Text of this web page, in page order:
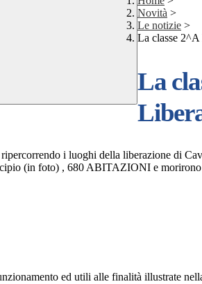
Novità >
Le notizie >
La classe
La
i luoghi della liberazione di
(in foto) , 680 ABITAZIONI e
ed utili alle finalità illustrate